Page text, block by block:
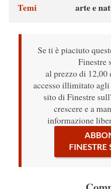
Temi arte e
Se ti è piaciuto
Finestre
al prezzo di 12,00
accesso illimitato
sito di Finestre
crescere e a
informazione
FINESTRE